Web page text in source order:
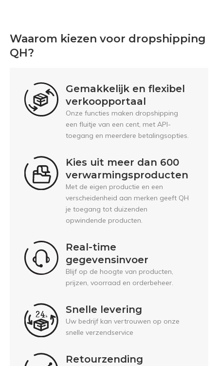
Waarom kiezen voor dropshipping
QH?
Gemakkelijk en flexibel
verkoopportaal
Onze functies maken dropshipping
een fluitje van een cent, met API-
toegang en meerdere betalingsopties.
Kies uit meer dan 600
verwarmingsproducten
Met de eigen productie en een
verscheidenheid aan merken geeft QH
je toegang tot duizenden
opwindende producten.
Real-time
gegevensinvoer
Blijf op de hoogte van producten,
prijzen, voorraad en orderbeheer.
Snelle levering
Uw bedrijf kan vertrouwen op onze
snelle verzendservice
Retourzending